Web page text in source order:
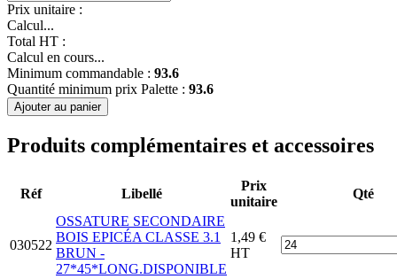
Prix unitaire :
Calcul...
Total HT :
Calcul en cours...
Minimum commandable : 93.6
Quantité minimum prix Palette : 93.6
Ajouter au panier
Produits complémentaires et accessoires
Réf Libellé
Prix
unitaire
Qté
030522
OSSATURE SECONDAIRE
BOIS EPICÉA CLASSE 3.1
BRUN -
27*45*LONG.DISPONIBLE
1,49 €
HT